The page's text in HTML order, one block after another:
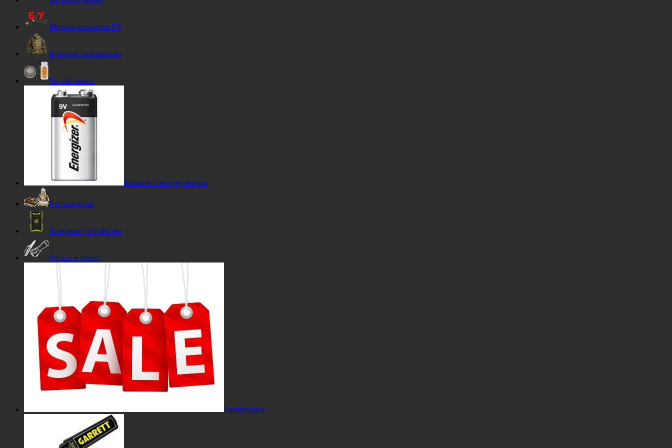
Металлоискатели БУ
Военное снаряжение
Чистка монет
Батареи и аккумуляторы
Антиквариат
Зарядные устройства
Отдых и спорт
Распродажа